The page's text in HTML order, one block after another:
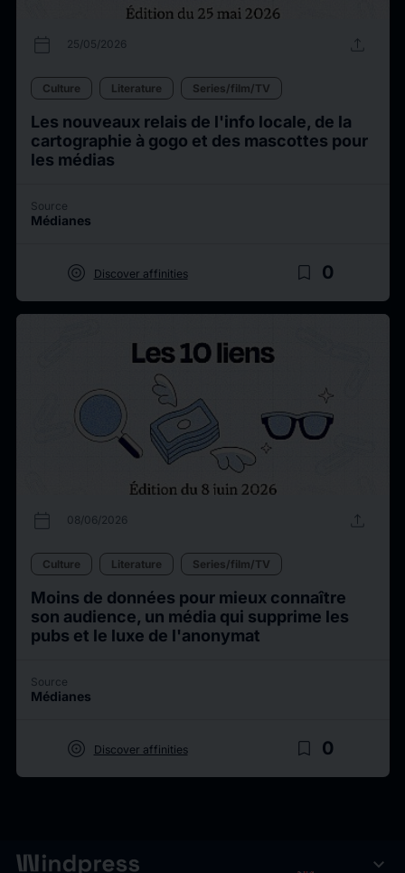
calendar_today 25/05/2026 upload
Culture Literature Series/film/TV
Les nouveaux relais de l'info locale, de la
cartographie à gogo et des mascottes pour
les médias
Source
Médianes
target Discover affinities bookmark_border 0
calendar_today 08/06/2026 upload
Culture Literature Series/film/TV
Moins de données pour mieux connaître
son audience, un média qui supprime les
pubs et le luxe de l'anonymat
Source
Médianes
target Discover affinities bookmark_border 0
expand_more